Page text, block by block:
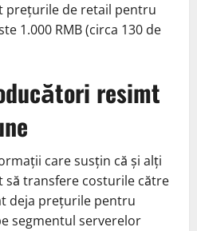
prețurile de retail pentru
1.000 RMB (circa 130 de
resimt
care susțin că și alți
transfere costurile către
deja prețurile pentru
segmentul serverelor